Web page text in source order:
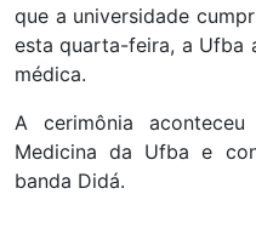
que a universidade
esta quarta-feira, a Ufba
médica.
A cerimônia
Medicina da Ufba e
banda Didá.